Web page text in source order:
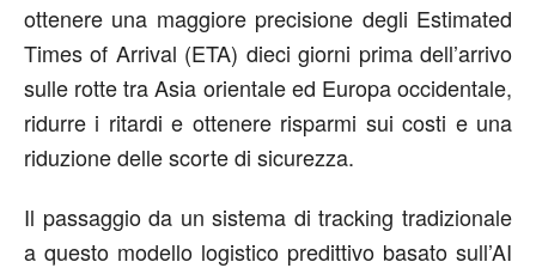
ottenere una maggiore precisione degli Estimated
Times of Arrival (ETA) dieci giorni prima dell’arrivo
sulle rotte tra Asia orientale ed Europa occidentale,
ridurre i ritardi e ottenere risparmi sui costi e una
riduzione delle scorte di sicurezza.
Il passaggio da un sistema di tracking tradizionale
a questo modello logistico predittivo basato sull’AI